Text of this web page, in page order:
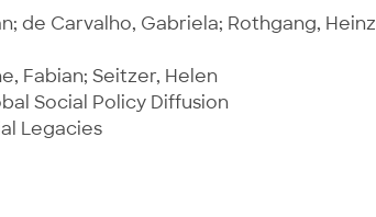
de Carvalho, Gabriela; Rothgang, Heinz
Fabian; Seitzer, Helen
Social Policy Diffusion
Legacies